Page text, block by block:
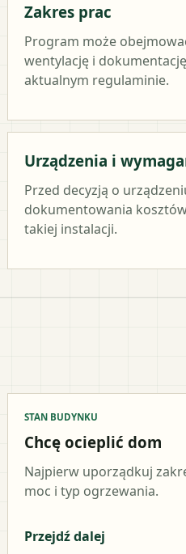
Zakres prac
Program może
wentylację i
aktualnym regulaminie.
Urządzenia i
Przed decyzją o
dokumentowania
takiej instalacji.
STAN BUDYNKU
Chcę ocieplić dom
Najpierw uporządkuj
moc i typ ogrzewania.
Przejdź dalej